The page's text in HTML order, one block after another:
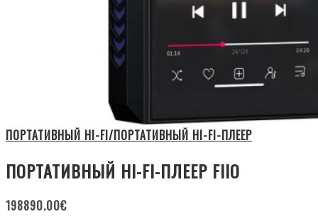
ПОРТАТИВНЫЙ HI-FI/ПОРТАТИВНЫЙ HI-FI-ПЛЕЕР
ПОРТАТИВНЫЙ HI-FI-ПЛЕЕР FIIO
198890.00€